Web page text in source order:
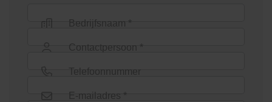
Bedrijfsnaam *
Contactpersoon *
Telefoonnummer
E-mailadres *